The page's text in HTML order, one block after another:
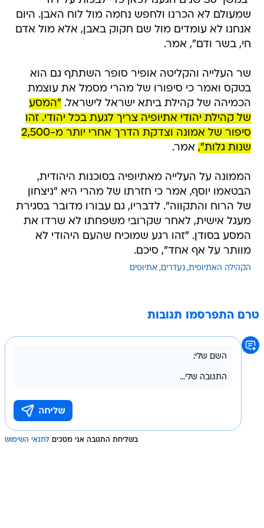
שמעולם לא הכרנו ולחפש נחמה מול לוח האבן. היום
אנחנו לא עומדים מול שם חקוק באבן, אלא מול אדם
חי, בשר ודם", אמר.
שר העלייה והקליטה אופיר סופר השתתף גם הוא
בטקס ואמר כי סיפורו של מהרי מסמל את עוצמת
הכמיהה של קהילת ביתא ישראל לישראל. "המסע
של קהילת יהודי אתיופיה צריך לגעת בכל יהודי. זהו
סיפור של אמונה וצדקת הדרך אחרי יותר מ-2,500
שנות גלות", אמר.
הממונה על העלייה מאתיופיה בסוכנות היהודית,
הבטאמו יוסף, אמר כי חזרתו של מהרי היא "ניצחון
של הרוח והתקווה". לדבריו, גם עבורו מדובר בסגירת
מעגל אישית, לאחר שקרובי משפחתו לא שרדו את
המסע בסודן. "זהו רגע שמוכיח שהעם היהודי לא
מוותר על אף אחד", סיכם.
הקהילה האתיופית נעדרים אתיופים
טרם התפרסמו תגובות
בשליחת התגובה אני מסכים לתנאי השימוש